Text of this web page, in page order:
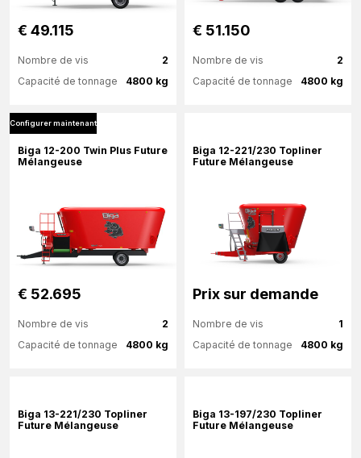
€ 49.115
2
Nombre de vis
4800 kg
Capacité de tonnage
Plus d'information
€ 51.150
2
Nombre de vis
4800 kg
Capacité de tonnage
Configurer maintenant
Biga 12-200 Twin Plus Future
Mélangeuse
€ 52.695
2
Nombre de vis
4800 kg
Capacité de tonnage
Biga 12-221/230 Topliner
Future Mélangeuse
Prix ​​sur demande
1
Nombre de vis
4800 kg
Capacité de tonnage
Biga 13-221/230 Topliner
Future Mélangeuse
Biga 13-197/230 Topliner
Future Mélangeuse